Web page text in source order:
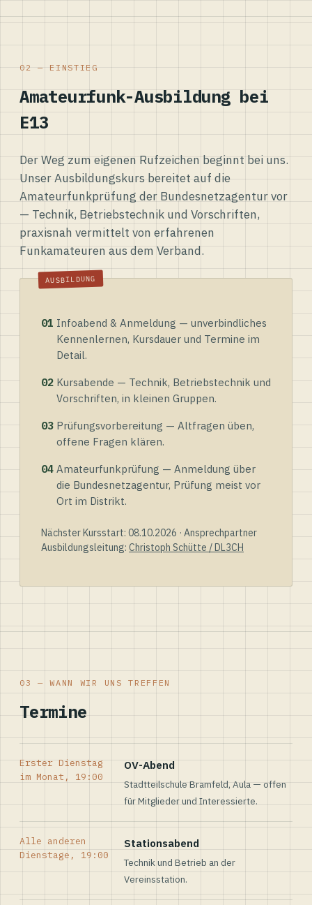
02 — EINSTIEG
Amateurfunk-Ausbildung bei
E13
Der Weg zum eigenen Rufzeichen beginnt bei uns.
Unser Ausbildungskurs bereitet auf die
Amateurfunkprüfung der Bundesnetzagentur vor
— Technik, Betriebstechnik und Vorschriften,
praxisnah vermittelt von erfahrenen
Funkamateuren aus dem Verband.
01 Infoabend & Anmeldung — unverbindliches
Kennenlernen, Kursdauer und Termine im
Detail.
02 Kursabende — Technik, Betriebstechnik und
Vorschriften, in kleinen Gruppen.
03 Prüfungsvorbereitung — Altfragen üben,
offene Fragen klären.
04 Amateurfunkprüfung — Anmeldung über
die Bundesnetzagentur, Prüfung meist vor
Ort im Distrikt.
Nächster Kursstart: 08.10.2026 · Ansprechpartner
Ausbildungsleitung: Christoph Schütte / DL3CH
03 — WANN WIR UNS TREFFEN
Termine
Erster Dienstag
im Monat, 19:00
OV-Abend
Stadtteilschule Bramfeld, Aula — offen
für Mitglieder und Interessierte.
Alle anderen
Dienstage, 19:00
Stationsabend
Technik und Betrieb an der
Vereinsstation.